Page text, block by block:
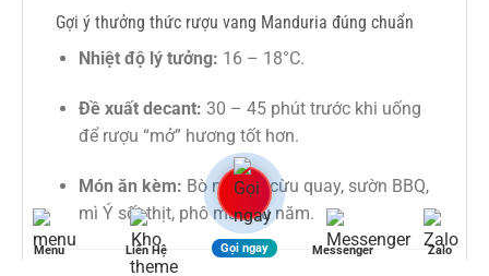
Gợi ý thưởng thức rượu vang Manduria đúng chuẩn
Nhiệt độ lý tưởng: 16 – 18°C.
Đề xuất decant: 30 – 45 phút trước khi uống
để rượu “mở” hương tốt hơn.
Món ăn kèm: Bò nướng, cừu quay, sườn BBQ,
mì Ý sốt thịt, phô mai lâu năm.
Menu Liên Hệ Gọi ngay Messenger Zalo